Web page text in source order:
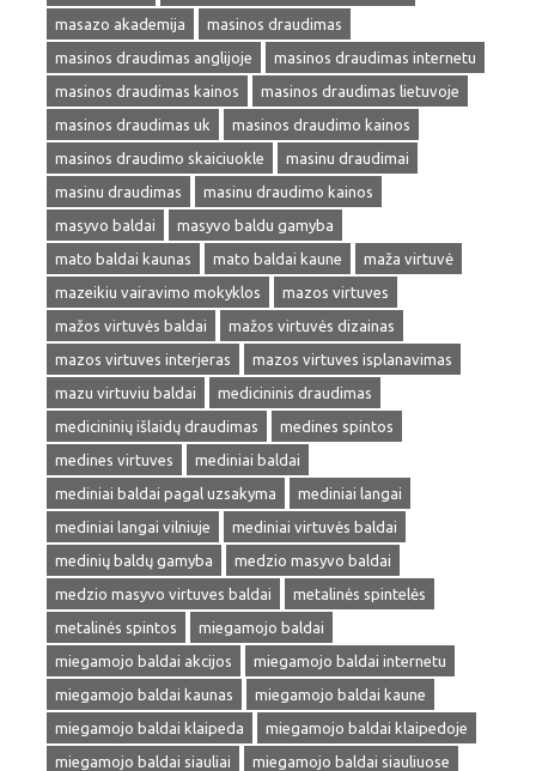
masazo akademija
masinos draudimas
masinos draudimas anglijoje
masinos draudimas internetu
masinos draudimas kainos
masinos draudimas lietuvoje
masinos draudimas uk
masinos draudimo kainos
masinos draudimo skaiciuokle
masinu draudimai
masinu draudimas
masinu draudimo kainos
masyvo baldai
masyvo baldu gamyba
mato baldai kaunas
mato baldai kaune
maža virtuvė
mazeikiu vairavimo mokyklos
mazos virtuves
mažos virtuvės baldai
mažos virtuvės dizainas
mazos virtuves interjeras
mazos virtuves isplanavimas
mazu virtuviu baldai
medicininis draudimas
medicininių išlaidų draudimas
medines spintos
medines virtuves
mediniai baldai
mediniai baldai pagal uzsakyma
mediniai langai
mediniai langai vilniuje
mediniai virtuvės baldai
medinių baldų gamyba
medzio masyvo baldai
medzio masyvo virtuves baldai
metalinės spintelės
metalinės spintos
miegamojo baldai
miegamojo baldai akcijos
miegamojo baldai internetu
miegamojo baldai kaunas
miegamojo baldai kaune
miegamojo baldai klaipeda
miegamojo baldai klaipedoje
miegamojo baldai siauliai
miegamojo baldai siauliuose